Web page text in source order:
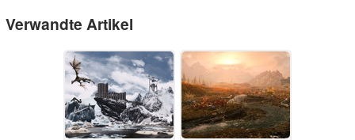
Verwandte Artikel